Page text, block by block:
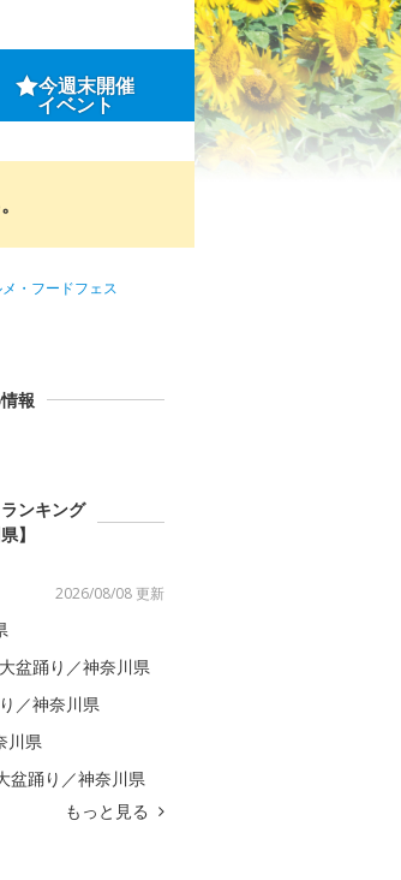
今週末開催
イベント
・フードフェス
報
ンキング
】
2026/08/08 更新
盆踊り／神奈川県
／神奈川県
川県
盆踊り／神奈川県
もっと見る